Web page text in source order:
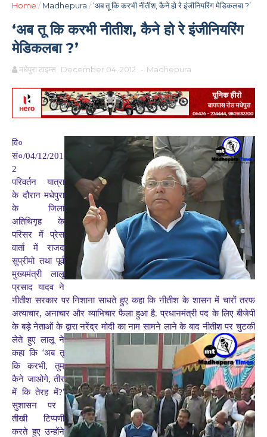
Home / Madhepura /‘अब तू कि करभी नीतीश, कैने हो रे इंजीनियरिंग मेडिकलबा ?’
‘अब तू कि करभी नीतीश, कैने हो रे इंजीनियरिंग
मेडिकलबा ?’
मधेपुरा टाइम्स December 04, 2012 - Madhepura
वि०
सं०/04/12/201
2
परिवर्तन यात्रा
के दौरान मधेपुरा
के जिला
अतिथिगृह के
परिसर में प्रेस
वार्ता में राजद
सुप्रीमो तथा पूर्व
मुख्यमंत्री लालू
प्रसाद यादव ने
नीतीश सरकार पर निशाना साधते हुए कहा कि नीतीश के शासन में चारों तरफ
अत्याचार, अनाचार और व्याभिचार फैला हुआ है. प्रधानमंत्री पद के लिए बीजेपी
के बड़े नेताओं के द्वारा नरेंद्र मोदी का नाम सामने लाने के बाद नीतीश पर चुटकी
लेतेहुए लालू ने
कहा कि ‘अब तू
कि करभी, तुम
कैने जाओगे, तीर
में कि तेरह में?’
सुशासन पर
तीखी टिप्पणी
करते हुए उन्होंने